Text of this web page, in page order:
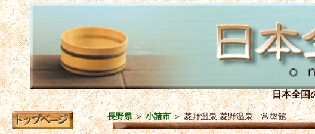
日本全国
長野県＞小諸市＞菱野温泉 菱野温泉 常盤館